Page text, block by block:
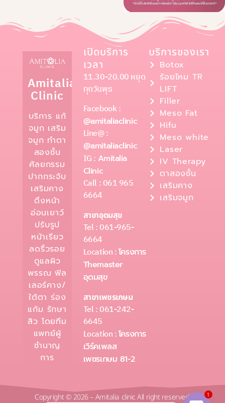
Amitalia
Clinic
บริการ แก้
จมูก เสริม
จมูก ทำตา
สองชั้น
ศัลยกรรม
ปากกระจับ
เสริมคาง
ดึงหน้า
อ่อนเยาว์
ปรับรูป
หน้าเรียว
ลดริ้วรอย
ดูแลผิว
พรรณ ฟิล
เลอร์คาง/
ใต้ตา ร่อง
แก้ม รักษา
สิว โดยทีม
แพทย์ผู้
ชำนาญ
การ
เปิดบริการ
เวลา
11.30-20.00 หยุด
ทุกวันพุธ
Facebook :
@amitaliaclinic
Line@ :
@amitaliaclinic
IG : Amitalia
Clinic
Call : 061 965
6664
สาขาอุดมสุข
Tel : 061-965-
6664
Location :โครงการ
Themaster
อุดมสุข
สาขาเพชรเกษม
Tel : 061-242-
6645
Location :โครงการ
เวิร์คเพลส
เพชรเกษม 81-2
บริการของเรา
Botox
ร้อยไหม TR
LIFT
Filler
Meso Fat
Hifu
Meso white
Laser
IV Therapy
ตาสองชั้น
เสริมคาง
เสริมจมูก
Copyright © 2026 – Amitalia clinic All right reserved. 1